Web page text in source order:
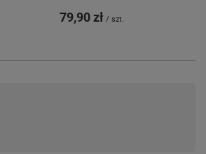
79,90 zł / szt.